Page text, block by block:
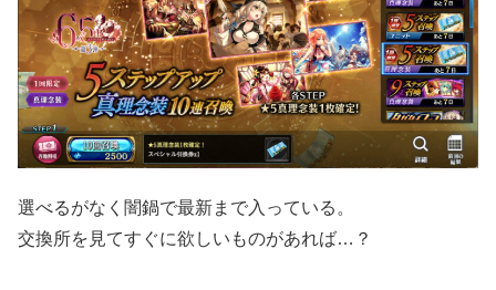
選べるがなく闇鍋で最新まで入っている。
交換所を見てすぐに欲しいものがあれば…？